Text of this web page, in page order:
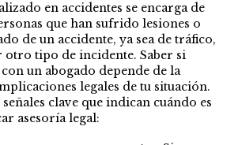
en accidentes se encarga de
que han sufrido lesiones o
de un accidente, ya sea de tráfico,
tipo de incidente. Saber si
un abogado depende de la
legales de tu situación.
clave que indican cuándo es
asesoría legal: